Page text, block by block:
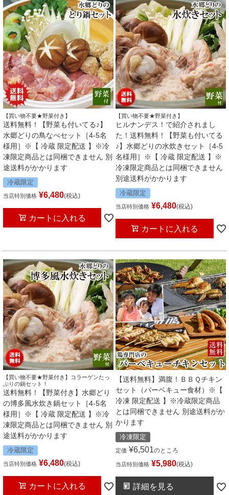
【買い物不要★野菜付き】
送料無料！【野菜も付いてる♪】
水郷どりの鳥なべセット［4-5名
様用］※【 冷蔵 限定配送 】※冷
凍限定商品とは同梱できません 別
途送料がかかります
冷蔵限定
当店特別価格 ¥6,480 税込
カートに入れる
【買い物不要★野菜付き】
ヒルナンデス！で紹介されまし
た！送料無料！【野菜も付いてる
♪】水郷どりの水炊きセット［4-5
名様用］※【 冷蔵 限定配送 】※
冷凍限定商品とは同梱できません
別途送料がかかります
冷蔵限定
当店特別価格 ¥6,480 税込
カートに入れる
【買い物不要★野菜付き】コラーゲンたっ
ぷりの鍋セット！
送料無料！【野菜付き】水郷どり
の博多風水炊き鍋セット［4-5名
様用］※【 冷蔵 限定配送 】※冷
凍限定商品とは同梱できません 別
途送料がかかります
冷蔵限定
当店特別価格 ¥6,480 税込
カートに入れる
【送料無料】満腹！ＢＢＱチキン
セット（バーベキュー食材）※【
冷凍 限定配送 】※冷蔵限定商品
とは同梱できません 別途送料がか
かります
冷凍限定
定価 ¥6,501のところ
当店特別価格 ¥5,980 税込
詳細を見る